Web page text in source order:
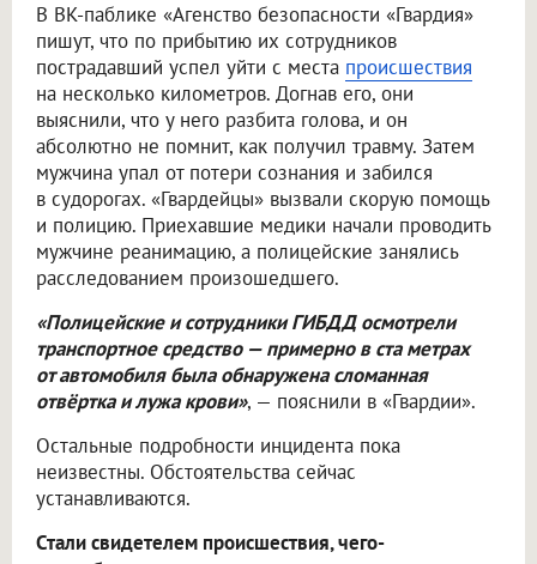
В ВК-паблике «Агенство безопасности «Гвардия»
пишут, что по прибытию их сотрудников
пострадавший успел уйти с места происшествия
на несколько километров. Догнав его, они
выяснили, что у него разбита голова, и он
абсолютно не помнит, как получил травму. Затем
мужчина упал от потери сознания и забился
в судорогах. «Гвардейцы» вызвали скорую помощь
и полицию. Приехавшие медики начали проводить
мужчине реанимацию, а полицейские занялись
расследованием произошедшего.
«Полицейские и сотрудники ГИБДД осмотрели
транспортное средство — примерно в ста метрах
от автомобиля была обнаружена сломанная
отвёртка и лужа крови», — пояснили в «Гвардии».
Остальные подробности инцидента пока
неизвестны. Обстоятельства сейчас
устанавливаются.
Стали свидетелем происшествия, чего-